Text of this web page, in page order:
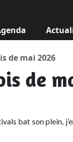
de mai 2026
de
bat son plein,